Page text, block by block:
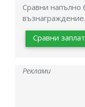
Сравни напълно
възнаграждение.
Сравни
Реклами